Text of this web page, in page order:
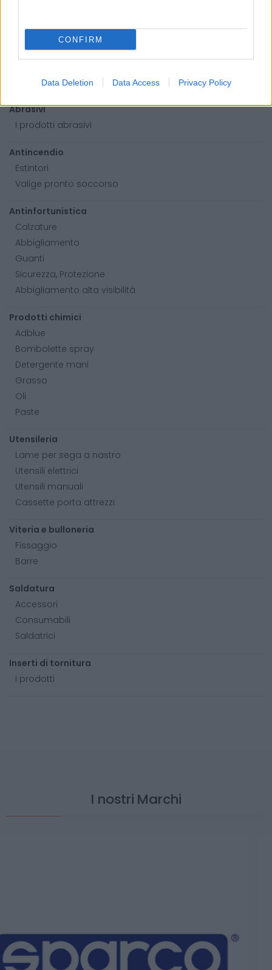
CONFIRM
Data Deletion Data Access Privacy Policy
Categorie
Abrasivi
I prodotti abrasivi
Antincendio
Estintori
Valige pronto soccorso
Antinfortunistica
Calzature
Abbigliamento
Guanti
Sicurezza, Protezione
Abbigliamento alta visibilità
Prodotti chimici
Adblue
Bombolette spray
Detergente mani
Grasso
Oli
Paste
Utensileria
Lame per sega a nastro
Utensili elettrici
Utensili manuali
Cassette porta attrezzi
Viteria e bulloneria
Fissaggio
Barre
Saldatura
Accessori
Consumabili
Saldatrici
Inserti di tornitura
I prodotti
I nostri Marchi